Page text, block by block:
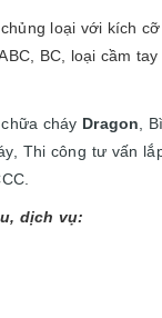
loại với kích
BC, loại cầm
chữa cháy Dragon ,
Thi công tư vấn
dịch vụ: